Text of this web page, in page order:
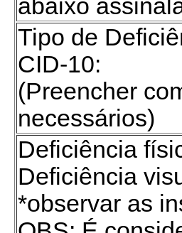
abaixo
Tipo de
CID-10:
(Preencher
necessários)
Deficiência
Deficiência
*observar as